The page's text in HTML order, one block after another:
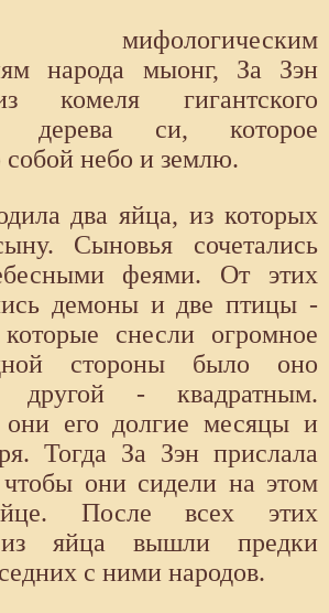
мифологическим
народа мыонг, За Зэн
комеля гигантского
дерева си, которое
собой небо и землю.
два яйца, из которых
Сыновья сочетались
феями. От этих
демоны и две птицы -
снесли огромное
стороны было оно
другой - квадратным.
его долгие месяцы и
Тогда За Зэн прислала
чтобы они сидели на этом
После всех этих
из яйца вышли предки
с ними народов.